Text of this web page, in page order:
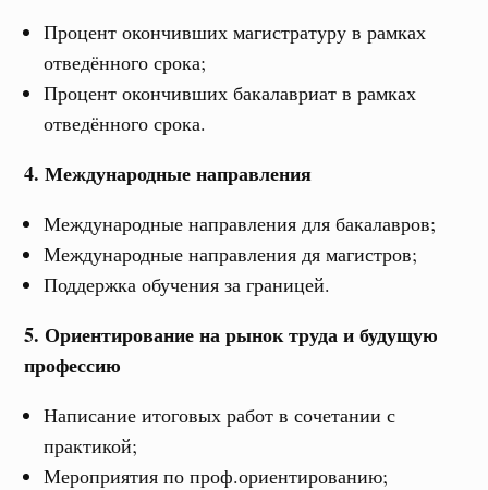
Процент окончивших магистратуру в рамках
отведённого срока;
Процент окончивших бакалавриат в рамках
отведённого срока.
4. Международные направления
Международные направления для бакалавров;
Международные направления дя магистров;
Поддержка обучения за границей.
5. Ориентирование на рынок труда и будущую
профессию
Написание итоговых работ в сочетании с
практикой;
Мероприятия по проф.ориентированию;